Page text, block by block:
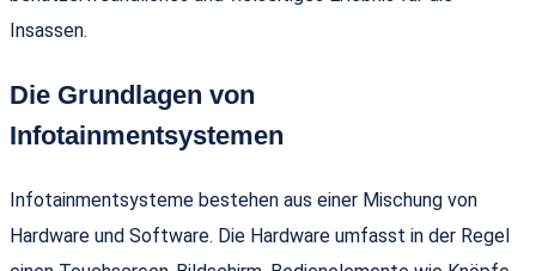
Insassen.
Die Grundlagen von
Infotainmentsystemen
Infotainmentsysteme bestehen aus einer Mischung von
Hardware und Software. Die Hardware umfasst in der Regel